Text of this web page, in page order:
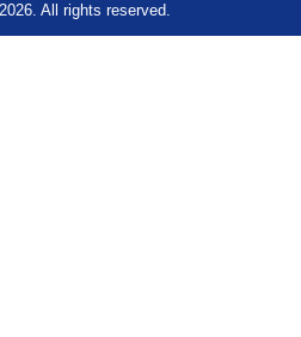
All rights reserved.